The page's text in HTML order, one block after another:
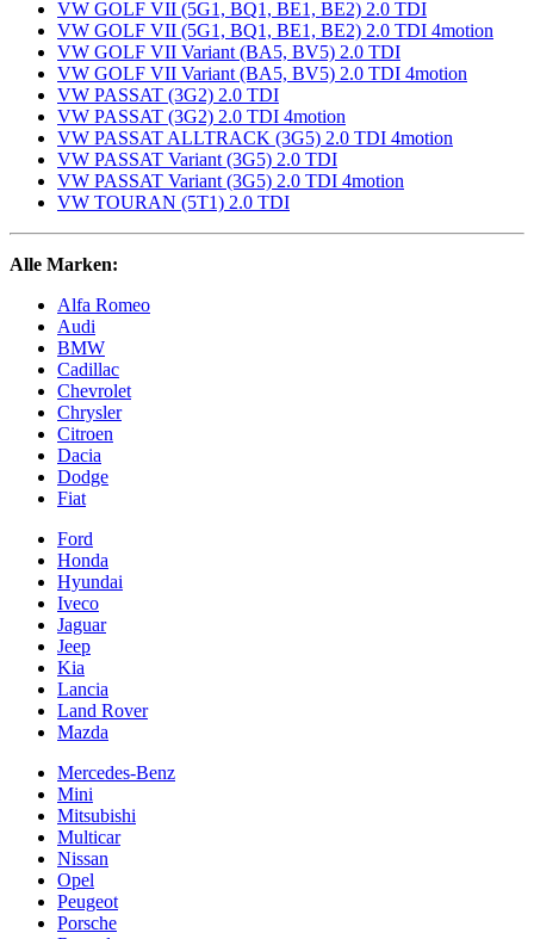
VW GOLF VII (5G1, BQ1, BE1, BE2) 2.0 TDI
VW GOLF VII (5G1, BQ1, BE1, BE2) 2.0 TDI 4motion
VW GOLF VII Variant (BA5, BV5) 2.0 TDI
VW GOLF VII Variant (BA5, BV5) 2.0 TDI 4motion
VW PASSAT (3G2) 2.0 TDI
VW PASSAT (3G2) 2.0 TDI 4motion
VW PASSAT ALLTRACK (3G5) 2.0 TDI 4motion
VW PASSAT Variant (3G5) 2.0 TDI
VW PASSAT Variant (3G5) 2.0 TDI 4motion
VW TOURAN (5T1) 2.0 TDI
Alle Marken:
Alfa Romeo
Audi
BMW
Cadillac
Chevrolet
Chrysler
Citroen
Dacia
Dodge
Fiat
Ford
Honda
Hyundai
Iveco
Jaguar
Jeep
Kia
Lancia
Land Rover
Mazda
Mercedes-Benz
Mini
Mitsubishi
Multicar
Nissan
Opel
Peugeot
Porsche